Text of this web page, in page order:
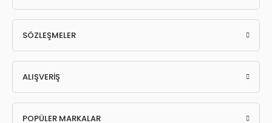
SÖZLEŞMELER
ALIŞVERİŞ
POPÜLER MARKALAR